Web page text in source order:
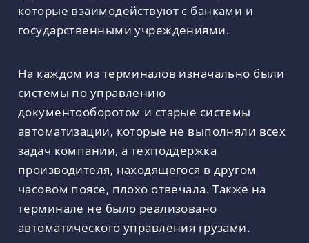
которые взаимодействуют с банками и
государственными учреждениями.
На каждом из терминалов изначально были
системы по управлению
документооборотом и старые системы
автоматизации, которые не выполняли всех
задач компании, а техподдержка
производителя, находящегося в другом
часовом поясе, плохо отвечала. Также на
терминале не было реализовано
автоматического управления грузами.